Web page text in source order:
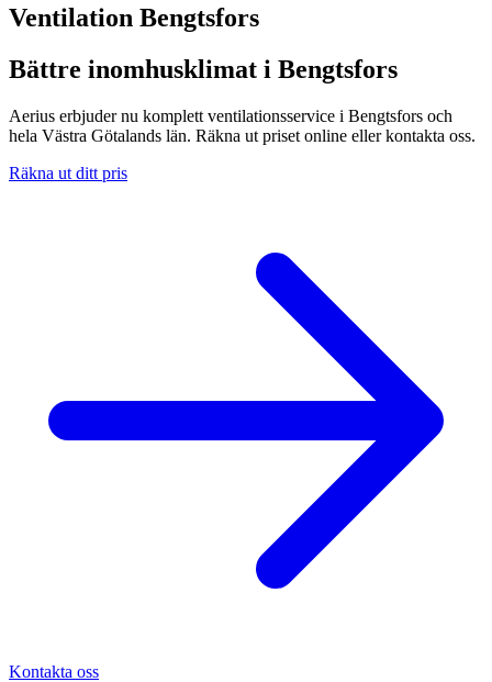
Ventilation Bengtsfors
Bättre inomhusklimat i Bengtsfors
Aerius erbjuder nu komplett ventilationsservice i Bengtsfors och
hela Västra Götalands län. Räkna ut priset online eller kontakta oss.
Räkna ut ditt pris
Kontakta oss